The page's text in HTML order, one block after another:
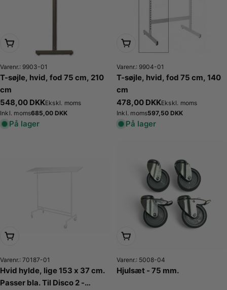
Læg i kurv
Varenr.: 9903-01
T-søjle, hvid, fod 75 cm, 210
cm
Normalpris
548,00 DKKEkskl. moms
Inkl. momsNormalpris
685,00 DKK
På lager
Læg i kurv
Varenr.: 9904-01
T-søjle, hvid, fod 75 cm, 140
cm
Normalpris
478,00 DKKEkskl. moms
Inkl. momsNormalpris
597,50 DKK
På lager
Læg i kurv
Varenr.: 70187-01
Hvid hylde, lige 153 x 37 cm.
Passer bla. Til Disco 2 -
Læg i kurv
Varenr.: 5008-04
Hjulsæt - 75 mm.